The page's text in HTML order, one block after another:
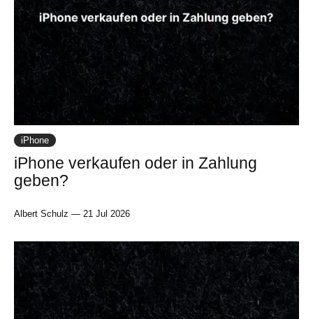
iPhone
iPhone verkaufen oder in Zahlung
geben?
Albert Schulz — 21 Jul 2026